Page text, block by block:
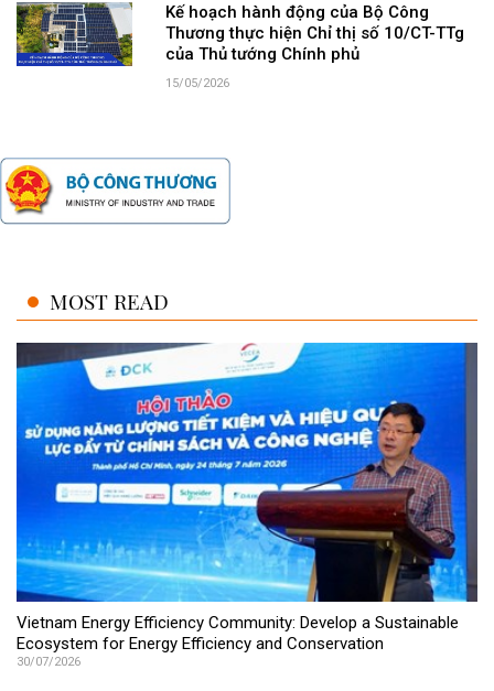
Kế hoạch hành động của Bộ Công
Thương thực hiện Chỉ thị số 10/CT-TTg
của Thủ tướng Chính phủ
15/05/2026
MOST READ
Vietnam Energy Efficiency Community: Develop a Sustainable
Ecosystem for Energy Efficiency and Conservation
30/07/2026